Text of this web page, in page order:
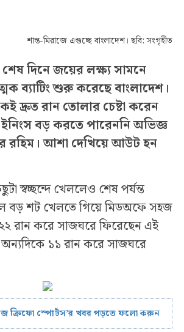
শান্ত-মিরাজে এগুচ্ছে বাংলাদেশ। ছবি: সংগৃহীত
দিনে জয়ের লক্ষ্য সামনে
ব্যাটিং শুরু করেছে বাংলাদেশ।
দ্রুত রান তোলার চেষ্টা করেন
ইনিংস বড় করতে পারেননি অভিজ্ঞ
রহিম। আশা দেখিয়ে আউট হন
স্বচ্ছন্দে খেললেও শেষ পর্যন্ত
বড় শট খেলতে গিয়ে মিডঅফে সহজ
রান করে সাজঘরে ফিরেছেন এই
অন্যদিকে ১১ রান করে সাজঘরে
ক্রিফো স্পোর্টস’র খবর পড়তে ফলো করুন